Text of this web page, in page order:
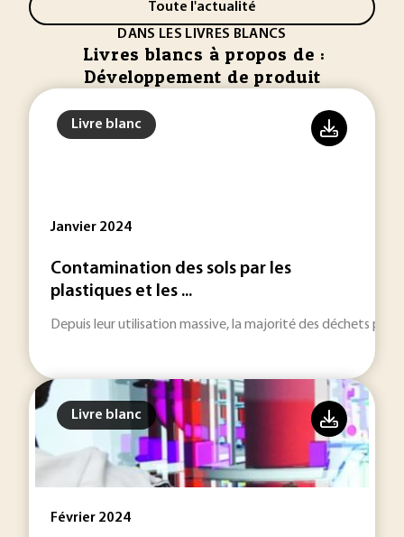
Toute l'actualité
DANS LES LIVRES BLANCS
Livres blancs à propos de :
Développement de produit
Livre blanc
Janvier 2024
Contamination des sols par les
plastiques et les ...
Depuis leur utilisation massive, la majorité des déchets
Livre blanc
Février 2024